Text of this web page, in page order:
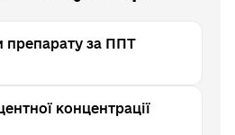
препарату за ППТ
концентрації